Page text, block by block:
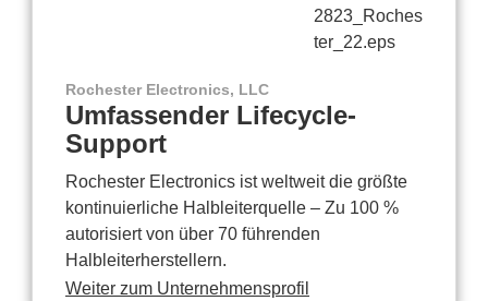
Rochester Electronics, LLC
Umfassender Lifecycle-
Support
Rochester Electronics ist weltweit die größte
kontinuierliche Halbleiterquelle – Zu 100 %
autorisiert von über 70 führenden
Halbleiterherstellern.
Weiter zum Unternehmensprofil